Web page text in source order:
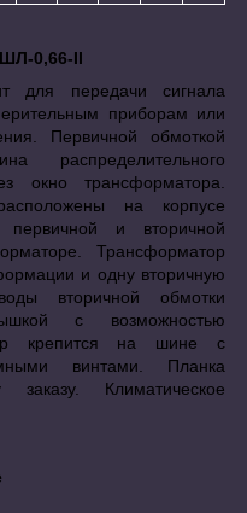
0,66-II
для передачи сигнала
приборам или
Первичной обмоткой
распределительного
окно трансформатора.
на корпусе
первичной и вторичной
Трансформатор
и одну вторичную
вторичной обмотки
с возможностью
крепится на шине с
винтами. Планка
Климатическое